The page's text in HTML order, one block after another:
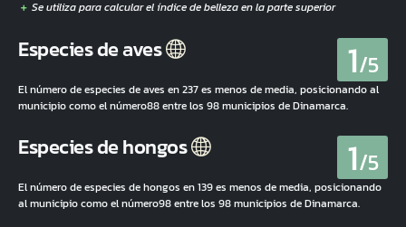
Especies de aves 1/5
El número de especies de aves en 237 es menos de media, posicionando al
municipio como el número88 entre los 98 municipios de Dinamarca.
Especies de hongos 1/5
El número de especies de hongos en 139 es menos de media, posicionando
al municipio como el número98 entre los 98 municipios de Dinamarca.